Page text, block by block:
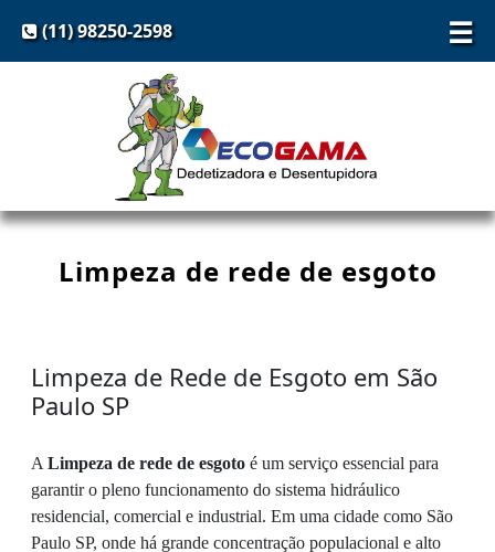
☰
(11) 98250-2598
Limpeza de rede de esgoto
Limpeza de Rede de Esgoto em São
Paulo SP
A Limpeza de rede de esgoto é um serviço essencial para
garantir o pleno funcionamento do sistema hidráulico
residencial, comercial e industrial. Em uma cidade como São
Paulo SP, onde há grande concentração populacional e alto